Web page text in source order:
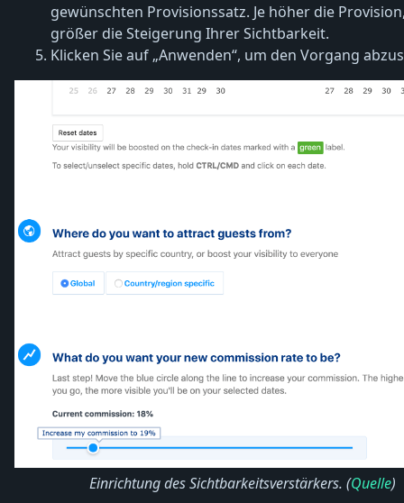
gewünschten Provisionssatz. Je höher die
größer die Steigerung Ihrer Sichtbarkeit.
Klicken Sie auf „Anwenden“, um den Vorgang
Einrichtung des Sichtbarkeitsverstärkers. (Quelle)